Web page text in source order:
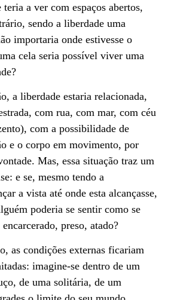
a ver com espaços abertos,
sendo a liberdade uma
importaria onde estivesse o
cela seria possível viver uma
a liberdade estaria relacionada,
com rua, com mar, com céu
com a possibilidade de
e o corpo em movimento, por
Mas, essa situação traz um
e se, mesmo tendo a
a vista até onde esta alcançasse,
poderia se sentir como se
preso, atado?
as condições externas ficariam
imagine-se dentro de um
de uma solitária, de um